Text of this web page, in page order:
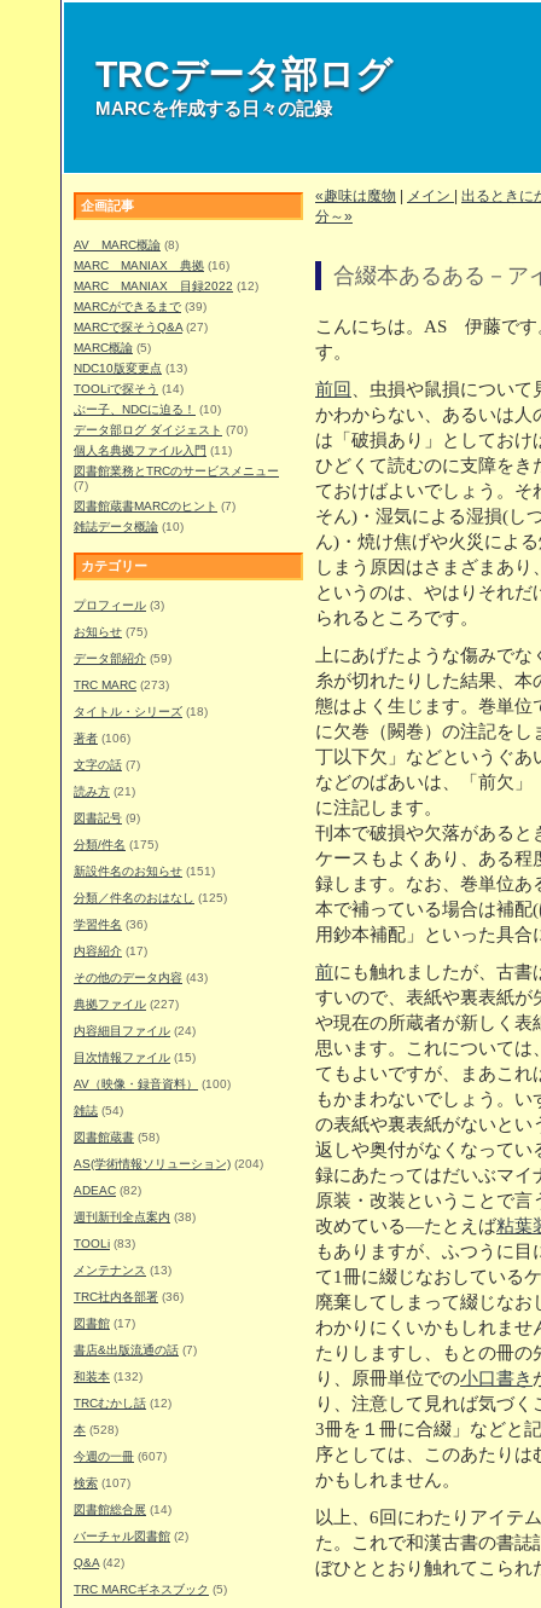
TRCデータ部ログ
MARCを作成する日々の記録
企画記事
AV MARC概論 (8)
MARC MANIAX 典拠 (16)
MARC MANIAX 目録2022 (12)
MARCができるまで (39)
MARCで探そうQ&A (27)
MARC概論 (5)
NDC10版変更点 (13)
TOOLiで探そう (14)
ぶー子、NDCに迫る！
(10)
データ部ログ ダイジェスト (70)
個人名典拠ファイル入門 (11)
図書館業務とTRCのサービスメニュー
(7)
図書館蔵書MARCのヒント (7)
雑誌データ概論 (10)
カテゴリー
プロフィール (3)
お知らせ (75)
データ部紹介 (59)
TRC MARC (273)
タイトル・シリーズ (18)
著者 (106)
文字の話 (7)
読み方 (21)
図書記号 (9)
分類/件名 (175)
新設件名のお知らせ (151)
分類／件名のおはなし
(125)
学習件名 (36)
内容紹介 (17)
その他のデータ内容 (43)
典拠ファイル (227)
内容細目ファイル (24)
目次情報ファイル (15)
AV（映像・録音資料）
(100)
雑誌 (54)
図書館蔵書 (58)
AS(学術情報ソリューション) (204)
ADEAC (82)
週刊新刊全点案内 (38)
TOOLi (83)
メンテナンス (13)
TRC社内各部署 (36)
図書館 (17)
書店&出版流通の話 (7)
和装本 (132)
TRCむかし話 (12)
本 (528)
今週の一冊 (607)
検索 (107)
図書館総合展 (14)
バーチャル図書館 (2)
Q&A (42)
TRC MARCギネスブック (5)
«趣味は魔物 メイン
出るときに
分～»
合綴本あるある－ア
こんにちは。AS 伊藤です
す。
前回
、虫損や鼠損につい
かわからない、あるいは人
は「破損あり」としてお
ひどくて読むのに支障をき
ておけばよいでしょう。そ
そん)・湿気による湿損(し
ん)・焼け焦げや火災によ
しまう原因はさまざまあ
というのは、やはりそれ
られるところです。
上にあげたような傷みで
糸が切れたりした結果、
態はよく生じます。巻単位
に欠巻（闕巻）の注記を
丁以下欠」などというぐあ
などのばあいは、「前欠
に注記します。
刊本で破損や欠落があると
ケースもよくあり、ある程
録します。なお、巻単位あ
本で補っている場合は補配
用鈔本補配」といった具合
前にも触れましたが、古書
すいので、表紙や裏表紙が
や現在の所蔵者が新しく表
思います。これについて
てもよいですが、まあこれ
もかまわないでしょう。
の表紙や裏表紙がないとい
返しや奥付がなくなってい
録にあたってはだいぶマイ
原装・改装ということで
改めている―たとえば粘葉
もありますが、ふつうに
て1冊に綴じなおしている
廃棄してしまって綴じな
わかりにくいかもしれま
たりしますし、もとの冊
り、原冊単位での小口書き
り、注意して見れば気づ
3冊を１冊に合綴」などと
序としては、このあたり
かもしれません。
以上、6回にわたりアイテ
た。これで和漢古書の書
ぼひととおり触れてこられ